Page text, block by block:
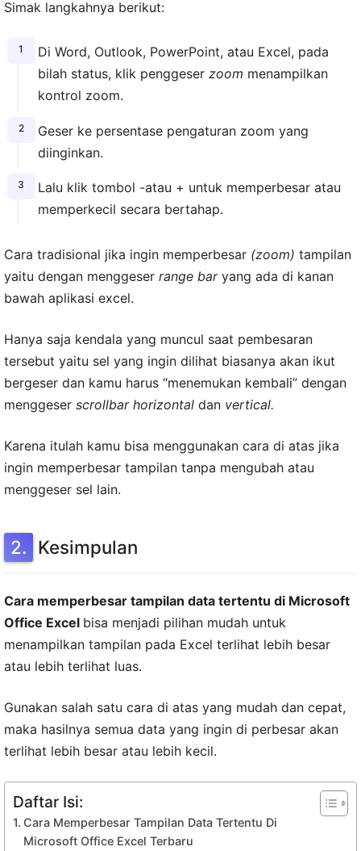
Simak langkahnya berikut:
Di Word, Outlook, PowerPoint, atau Excel, pada
bilah status, klik penggeser zoom menampilkan
kontrol zoom.
Geser ke persentase pengaturan zoom yang
diinginkan.
Lalu klik tombol -atau + untuk memperbesar atau
memperkecil secara bertahap.
Cara tradisional jika ingin memperbesar (zoom) tampilan
yaitu dengan menggeser range baryang ada di kanan
bawah aplikasi excel.
Hanya saja kendala yang muncul saat pembesaran
tersebut yaitu sel yang ingin dilihat biasanya akan ikut
bergeser dan kamu harus “menemukan kembali” dengan
menggeser scrollbar horizontal dan vertical.
Karena itulah kamu bisa menggunakan cara di atas jika
ingin memperbesar tampilan tanpa mengubah atau
menggeser sel lain.
Kesimpulan
Cara memperbesar tampilan data tertentu di Microsoft
Office Excel bisa menjadi pilihan mudah untuk
menampilkan tampilan pada Excel terlihat lebih besar
atau lebih terlihat luas.
Gunakan salah satu cara di atas yang mudah dan cepat,
maka hasilnya semua data yang ingin di perbesar akan
terlihat lebih besar atau lebih kecil.
Daftar Isi:
Cara Memperbesar Tampilan Data Tertentu Di
Microsoft Office Excel Terbaru